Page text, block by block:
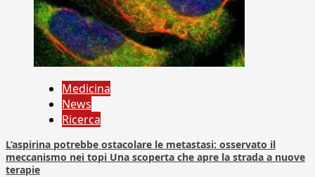
Medicina
News
Ricerca
L’aspirina potrebbe ostacolare le metastasi: osservato il
meccanismo nei topi Una scoperta che apre la strada a nuove
terapie